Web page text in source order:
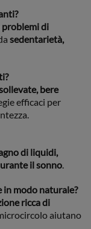
problemi di
sedentarietà,
bere
efficaci per
di liquidi,
il sonno.
in modo naturale?
ricca di
aiutano